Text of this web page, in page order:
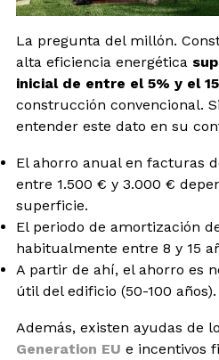
La pregunta del millón.
alta eficiencia energética
inicial de entre el 5% y el
construcción convencional.
entender este dato en su
El ahorro anual en facturas
entre 1.500 € y 3.000 €
superficie.
El periodo de amortización
habitualmente entre 8 y 15
A partir de ahí, el ahorro es
útil del edificio (50-100 años).
Además, existen ayudas de
Generation EU e incentivos